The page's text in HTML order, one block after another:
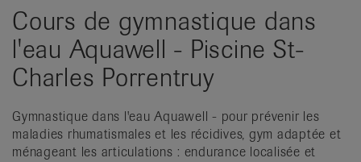
Changer
de
région
Changer
langue:
de
Cours de gymnastique dans
l'eau Aquawell - Piscine St-
Charles Porrentruy
Gymnastique dans l'eau Aquawell - pour prévenir les
maladies rhumatismales et les récidives, gym adaptée et
ménageant les articulations : endurance localisée et
|
Organisations
nationales
de
patients